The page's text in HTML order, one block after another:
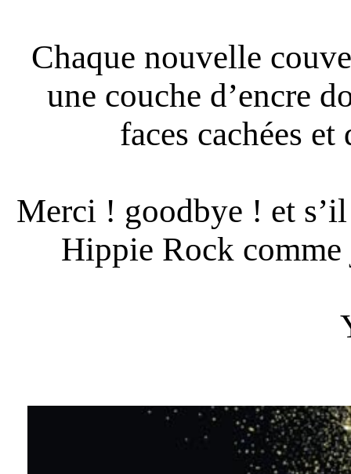
Chaque nouvelle
une couche d’encre
faces cachées
Merci ! goodbye ! et
Hippie Rock comme